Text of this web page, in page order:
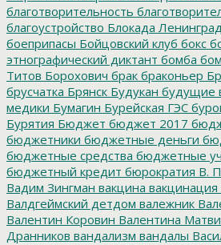
благотворительность
благоустройство Блокада
боеприпасы Бойцовский клуб бокс
этнографический диктант бомба
Титов Борохович брак браконьер
брусчатка Брянск Будукан будущие
медики Бумагин Бурейская ГЭС
Бурятия Бюджет бюджет 2017
бюджетники бюджетные деньги
бюджетные средства бюджетные
бюджетный кредит бюрократия В.
Вадим Зингман вакцина вакцинация
Валдгеймский детдом валежник
Валентин Коровин Валентина
Дранников вандализм вандалы